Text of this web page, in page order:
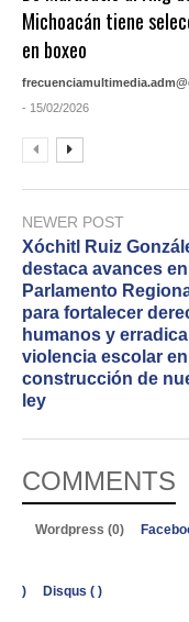
Michoacán tiene
en boxeo
- 15/02/2026
NEWER POST
Xóchitl Ruiz
destaca avances en
Parlamento
para fortalecer
humanos y
violencia escolar en
construcción de
ley
COMMENTS
Wordpress (0)
) Disqus ( )